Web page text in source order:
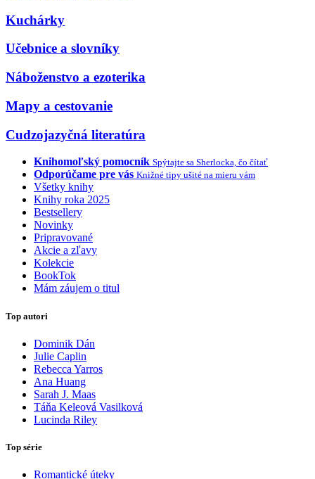
Kuchárky
Učebnice a slovníky
Náboženstvo a ezoterika
Mapy a cestovanie
Cudzojazyčná literatúra
Knihomoľský pomocník Spýtajte sa Sherlocka, čo čítať
Odporúčame pre vás Knižné tipy ušité na mieru vám
Všetky knihy
Knihy roka 2025
Bestsellery
Novinky
Pripravované
Akcie a zľavy
Kolekcie
BookTok
Mám záujem o titul
Top autori
Dominik Dán
Julie Caplin
Rebecca Yarros
Ana Huang
Sarah J. Maas
Táňa Keleová Vasilková
Lucinda Riley
Top série
Romantické úteky